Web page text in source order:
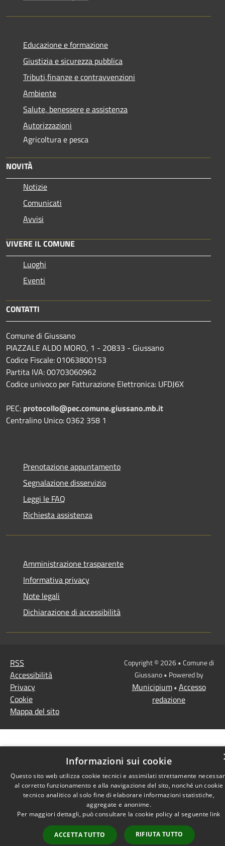
Educazione e formazione
Giustizia e sicurezza pubblica
Tributi,finanze e contravvenzioni
Ambiente
Salute, benessere e assistenza
Autorizzazioni
Agricoltura e pesca
NOVITÀ
Notizie
Comunicati
Avvisi
VIVERE IL COMUNE
Luoghi
Eventi
CONTATTI
Comune di Giussano
PIAZZALE ALDO MORO, 1 - 20833 - Giussano
Codice Fiscale: 01063800153
Partita IVA: 00703060962
Codice univoco per Fatturazione Elettronica: UFDJ6X
PEC: protocollo@pec.comune.giussano.mb.it
Centralino Unico: 0362 358 1
Prenotazione appuntamento
Segnalazione disservizio
Leggi le FAQ
Richiesta assistenza
Amministrazione trasparente
Informativa privacy
Note legali
Dichiarazione di accessibilità
RSS
Accessibilità
Privacy
Cookie
Mappa del sito
Copyright © 2026 • Comune di
Giussano • Powered by
Municipium• Accesso
redazione
Informazioni sui cookie
Questo sito web utilizza cookie tecnici e assimilati strettamente
al corretto funzionamento e alla navigazione del sito, nonché un cookie
tecnico analitico al solo fine di elaborare informazioni statistiche,
aggregate e anonime.
Per maggiori dettagli, può consultare la cookie policy al seguente link
ACCETTA TUTTO RIFIUTA TUTTO